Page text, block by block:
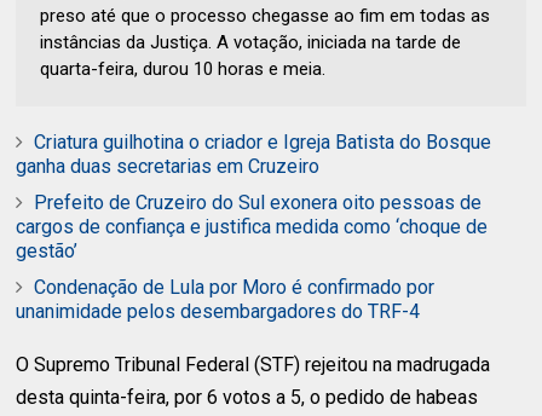
preso até que o processo chegasse ao fim em todas as
instâncias da Justiça. A votação, iniciada na tarde de
quarta-feira, durou 10 horas e meia.
Criatura guilhotina o criador e Igreja Batista do Bosque
ganha duas secretarias em Cruzeiro
Prefeito de Cruzeiro do Sul exonera oito pessoas de
cargos de confiança e justifica medida como ‘choque de
gestão’
Condenação de Lula por Moro é confirmado por
unanimidade pelos desembargadores do TRF-4
O Supremo Tribunal Federal (STF) rejeitou na madrugada
desta quinta-feira, por 6 votos a 5, o pedido de habeas